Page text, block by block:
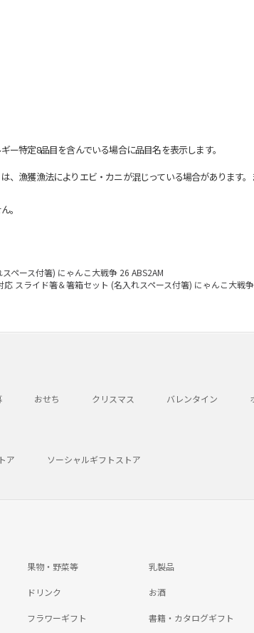
特定8品目を含んでいる場合に品目名を表示します。
漁獲漁法によりエビ・カニが混じっている場合があります
。
ペース付箸) にゃんこ大戦争 26 ABS2AM
応 スライド箸＆箸箱セット (名入れスペース付箸) にゃんこ大戦
おせち クリスマス バレンタイン
ア ソーシャルギフトストア
果物・野菜等 乳製品
ドリンク お酒
フラワーギフト 書籍・カタログギフト